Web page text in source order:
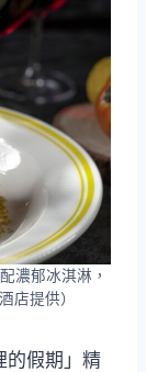
濃郁冰淇淋，
店提供）
的假期」精